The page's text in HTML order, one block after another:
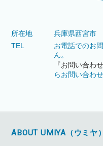
所在地
兵庫県西宮市
TEL
お電話でのお
ん。
『お問い合わ
らお問い合わ
ABOUT UMIYA（ウミヤ）